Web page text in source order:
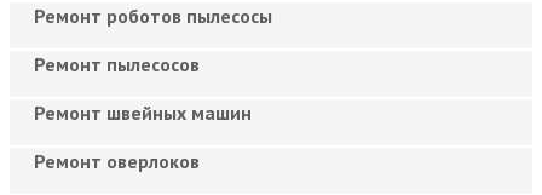
Ремонт роботов пылесосы
Ремонт пылесосов
Ремонт швейных машин
Ремонт оверлоков